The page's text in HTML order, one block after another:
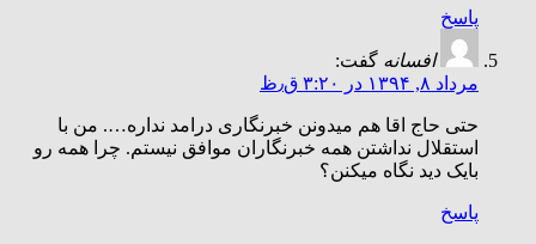
پاسخ
افسانه گفت:
مرداد ۸, ۱۳۹۴ در ۳:۲۰ ق٫ظ
حتی حاج اقا هم میدونن خبرنگاری درامد نداره…. من با
استقلال نداشتن همه خبرنگاران موافق نیستم. چرا همه رو
بایک دید نگاه میکنن؟
پاسخ